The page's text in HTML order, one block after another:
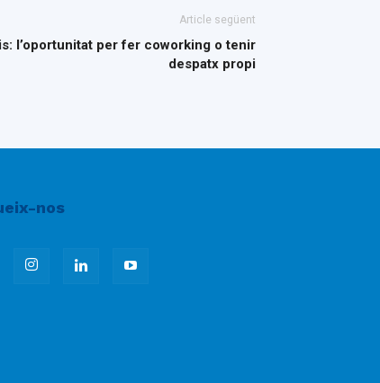
Article següent
l’oportunitat per fer coworking o tenir
despatx propi
nos